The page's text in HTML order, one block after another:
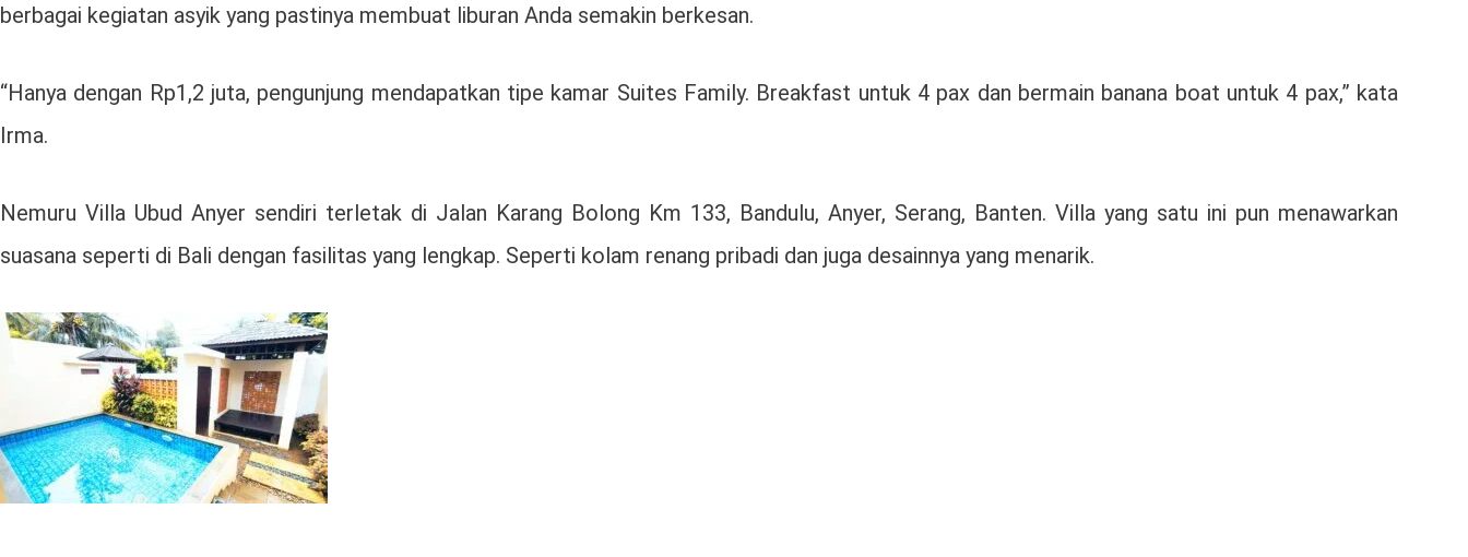
berbagai kegiatan asyik yang pastinya membuat liburan Anda semakin berkesan.
“Hanya dengan Rp1,2 juta, pengunjung mendapatkan tipe kamar Suites Family. Breakfast untuk 4 pax dan bermain banana boat untuk 4 pax,” kata
Irma.
Nemuru Villa Ubud Anyer sendiri terletak di Jalan Karang Bolong Km 133, Bandulu, Anyer, Serang, Banten. Villa yang satu ini pun menawarkan
suasana seperti di Bali dengan fasilitas yang lengkap. Seperti kolam renang pribadi dan juga desainnya yang menarik.